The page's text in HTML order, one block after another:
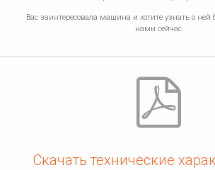
Вас заинтересовала машина и хотите узнать о
нами сейчас
Скачать технические